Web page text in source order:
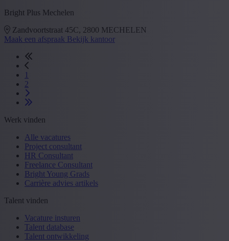
Bright Plus Mechelen
Zandvoortstraat 45C, 2800 MECHELEN
Maak een afspraak Bekijk kantoor
1
2
Werk vinden
Alle vacatures
Project consultant
HR Consultant
Freelance Consultant
Bright Young Grads
Carrière advies artikels
Talent vinden
Vacature insturen
Talent database
Talent ontwikkeling